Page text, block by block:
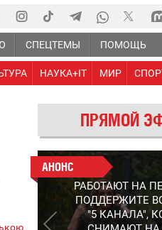
СПЕЦТЕМЫ ПОМОЩЬ
НАУКА+IT МИР
ПРЯМОЙ
АНОНС
СЛЕДУЮЩЕЕ
PEP: КАК
STEP-3 МЕНЯЕТ
АНОНС
РАБОТАЮТ НА
ПОДДЕРЖИТЕ
"5 КАНАЛА",